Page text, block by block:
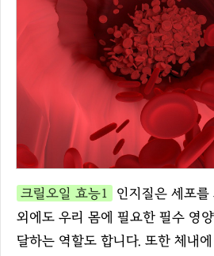
크릴오일 효능1
인지질은 세포
외에도 우리 몸에 필요한 필수 영
달하는 역할도 합니다. 또한 체내